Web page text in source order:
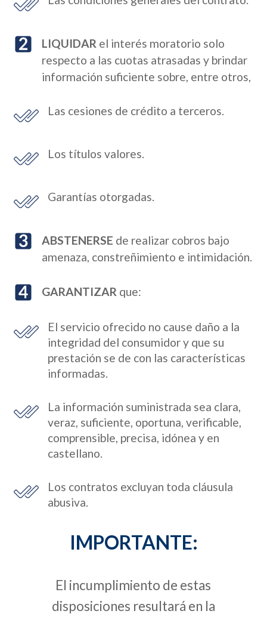
LIQUIDAR el interés moratorio solo
respecto a las cuotas atrasadas y brindar
información suficiente sobre, entre otros,
Las cesiones de crédito a terceros.
Los títulos valores.
Garantías otorgadas.
ABSTENERSE de realizar cobros bajo
amenaza, constreñimiento e intimidación.
GARANTIZAR que:
El servicio ofrecido no cause daño a la
integridad del consumidor y que su
prestación se de con las características
informadas.
La información suministrada sea clara,
veraz, suficiente, oportuna, verificable,
comprensible, precisa, idónea y en
castellano.
Los contratos excluyan toda cláusula
abusiva.
IMPORTANTE:
El incumplimiento de estas
disposiciones resultará en la